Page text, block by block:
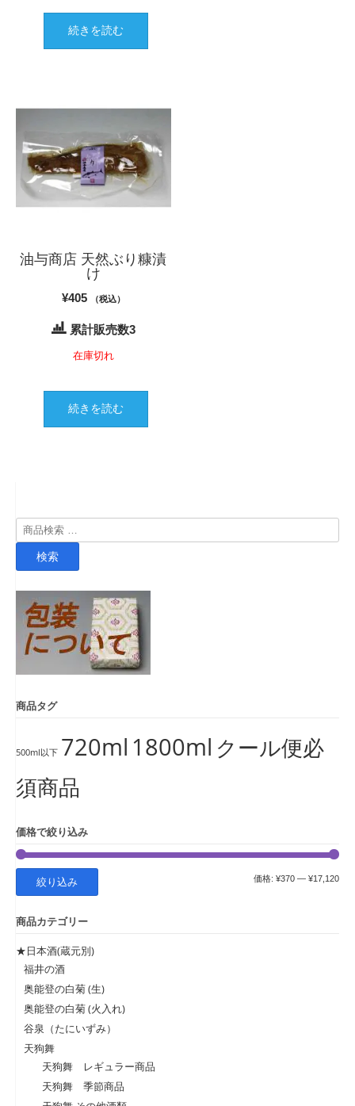
続きを読む
油与商店 天然ぶり糠漬
け
¥405 （税込）
累計販売数3
在庫切れ
続きを読む
検
索
検索
商品タグ
500ml以下 720ml 1800ml クール便必
須商品
価格で絞り込み
最
最
絞り込み 価格: ¥370 — ¥17,120
商品カテゴリー
★日本酒(蔵元別)
福井の酒
奥能登の白菊 (生)
奥能登の白菊 (火入れ)
谷泉（たにいずみ）
天狗舞
天狗舞 レギュラー商品
天狗舞 季節商品